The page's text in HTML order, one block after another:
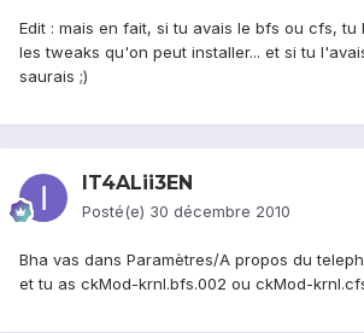
Edit : mais en fait, si tu avais le bfs ou cfs,
les tweaks qu'on peut installer... et si tu
saurais ;)
IT4ALii3EN
Posté(e) 30 décembre 2010
Bha vas dans Paramètres/A propos du
et tu as ckMod-krnl.bfs.002 ou ckMod-